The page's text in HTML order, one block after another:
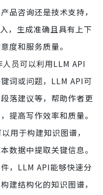
品咨询还是技术支持，
，生成准确且具有上下
度和服务质量。
员可以利用LLM API
词或问题，LLM API可
落建议等，帮助作者更
提高写作效率和质量。
用于构建知识图谱，
数据中提取关键信息。
，LLM API能够快速分
建结构化的知识图谱，